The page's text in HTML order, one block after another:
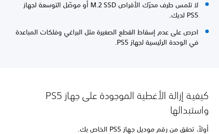
لا تلمس طرف محرّك الأقراص M.2 SSD أو موصّل التوسعة لجهاز
PS5 لديك.
احرص على عدم إسقاط القطع الصغيرة مثل البراغي وفلكات المباعدة
في الوحدة الرئيسية لجهاز PS5.
كيفية إزالة الأغطية الموجودة على جهاز PS5
واستبدالها
أولاً، تحقق من رقم موديل جهاز PS5 الخاص بك.